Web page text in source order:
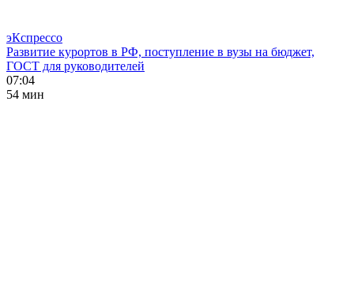
эКспрессо
Развитие курортов в РФ, поступление в вузы на бюджет,
ГОСТ для руководителей
07:04
54 мин